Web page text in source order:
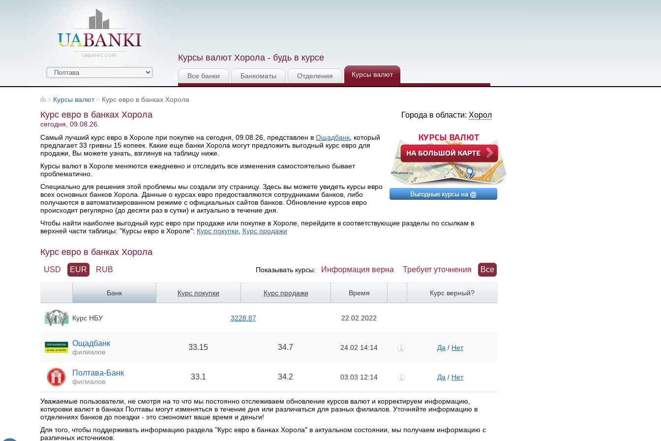
Курсы валют Хорола - будь в курсе
Все банки Банкоматы Отделения Курсы валют
Курсы валют Курс евро в банках Хорола
Курс евро в банках Хорола
сегодня, 09.08.26.
Города в области: Хорол
Самый лучший курс евро в Хороле при покупке на сегодня, 09.08.26, представлен в Ощадбанк , который
предлагает 33 гривны 15 копеек. Какие еще банки Хорола могут предложить выгодный курс евро для
продажи, Вы можете узнать, взглянув на таблицу ниже.
Курсы валют в Хороле меняются ежедневно и отследить все изменения самостоятельно бывает
проблематично.
Специально для решения этой проблемы мы создали эту страницу. Здесь вы можете увидеть курсы евро
всех основных банков Хорола. Данные о курсах евро предоставляются сотрудниками банков, либо
получаются в автоматизированном режиме с официальных сайтов банков. Обновление курсов евро
происходит регулярно (до десяти раз в сутки) и актуально в течение дня.
Чтобы найти наиболее выгодный курс евро при продаже или покупке в Хороле, перейдите в соответствующие разделы по ссылкам в
верхней части таблицы: "Курсы евро в Хороле": Курс покупки Курс продажи
Курс евро в банках Хорола
USD EUR RUB Показывать курсы: Информация верна Требует уточнения Все
Банк Курс покупки Курс продажи Время Курс верный?
Курс НБУ 3228.87 22.02.2022
Ощадбанк
филиалов
33.15 34.7 24.02 14:14 Да / Нет
Полтава-Банк
филиалов
33.1 34.2 03.03 12:14 Да / Нет
Уважаемые пользователи, не смотря на то что мы постоянно отслеживаем обновление курсов валют и корректируем информацию,
котировки валют в банках Полтавы могут изменяться в течение дня или различаться для разных филиалов. Уточняйте информацию в
отделениях банков до поездки - это сэкономит ваше время и деньги!
Для того, чтобы поддерживать информацию раздела "Курс евро в банках Хорола" в актуальном состоянии, мы получаем информацию с
различных источников: